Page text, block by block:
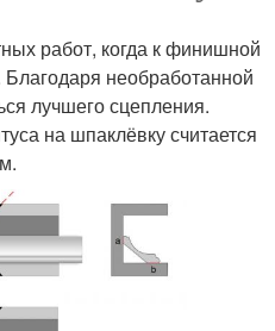
работ, когда к финишной
необработанной
лучшего сцепления.
на шпаклёвку считается